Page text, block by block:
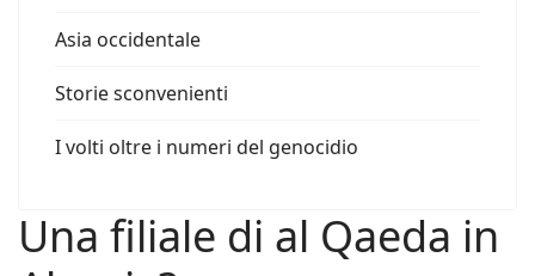
Asia occidentale
Storie sconvenienti
I volti oltre i numeri del genocidio
Una filiale di al Qaeda in